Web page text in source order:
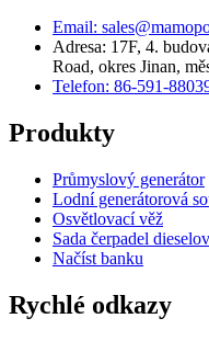
Email:
Adresa: 17F, 4.
Road, okres Jinan,
Telefon: 86-591-
Produkty
Průmyslový generátor
Lodní generátorová
Osvětlovací věž
Sada čerpadel
Načíst banku
Rychlé odkazy